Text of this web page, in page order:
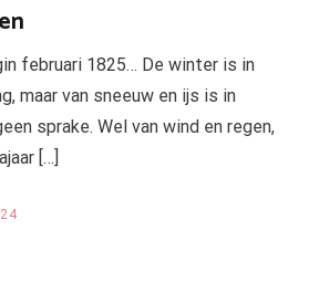
februari 1825… De winter is in
maar van sneeuw en ijs is in
sprake. Wel van wind en regen,
[…]